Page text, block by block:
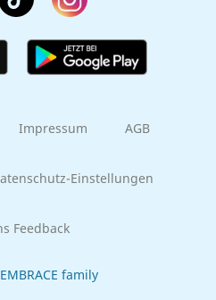
Impressum AGB
Einstellungen
Feedback
EMBRACE family